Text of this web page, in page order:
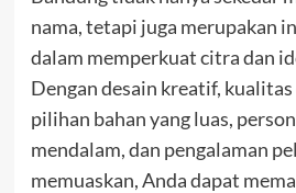
nama, tetapi juga merupakan
dalam memperkuat citra dan
Dengan desain kreatif,
pilihan bahan yang luas,
mendalam, dan pengalaman
memuaskan, Anda dapat